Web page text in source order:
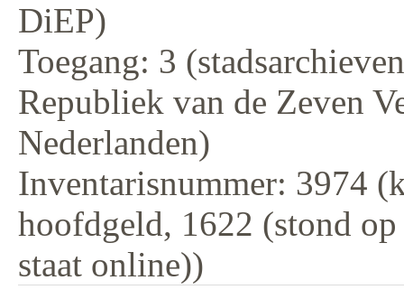
DiEP)
Toegang: 3
Republiek van de Zeven
Nederlanden)
Inventarisnummer: 3974
hoofdgeld, 1622 (stond
staat online))